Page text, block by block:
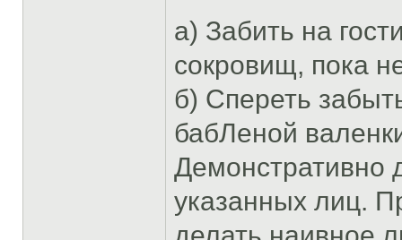
а) Забить на
сокровищ, пока
б) Спереть
бабЛеной
Демонстративно
указанных лиц.